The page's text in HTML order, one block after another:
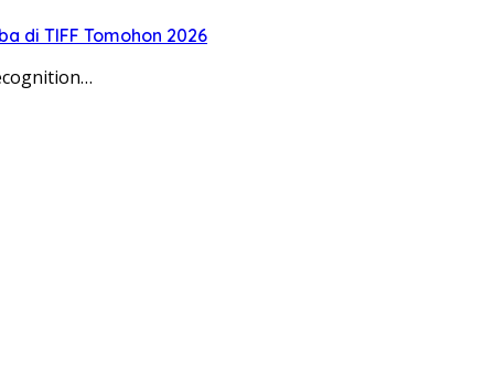
di TIFF Tomohon 2026